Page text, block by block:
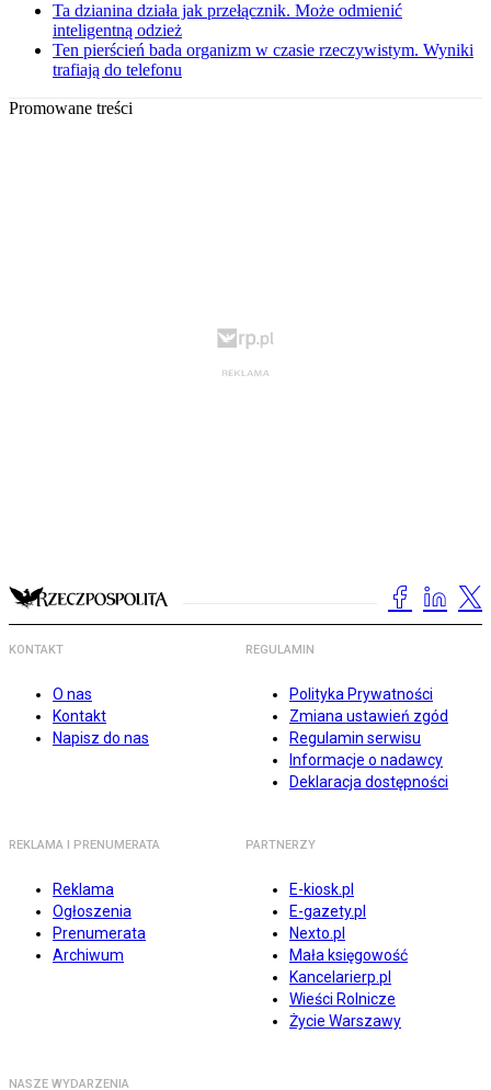
Ta dzianina działa jak przełącznik. Może odmienić
inteligentną odzież
Ten pierścień bada organizm w czasie rzeczywistym. Wyniki
trafiają do telefonu
Promowane treści
KONTAKT
O nas
Kontakt
Napisz do nas
REGULAMIN
Polityka Prywatności
Zmiana ustawień zgód
Regulamin serwisu
Informacje o nadawcy
Deklaracja dostępności
REKLAMA I PRENUMERATA
Reklama
Ogłoszenia
Prenumerata
Archiwum
PARTNERZY
E-kiosk.pl
E-gazety.pl
Nexto.pl
Mała księgowość
Kancelarierp.pl
Wieści Rolnicze
Życie Warszawy
NASZE WYDARZENIA